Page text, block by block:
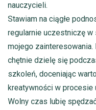
nauczycieli.
Stawiam na ciągłe
regularnie uczestniczę
mojego
chętnie dzielę się
szkoleń, doceniając
kreatywności w procesie
Wolny czas lubię